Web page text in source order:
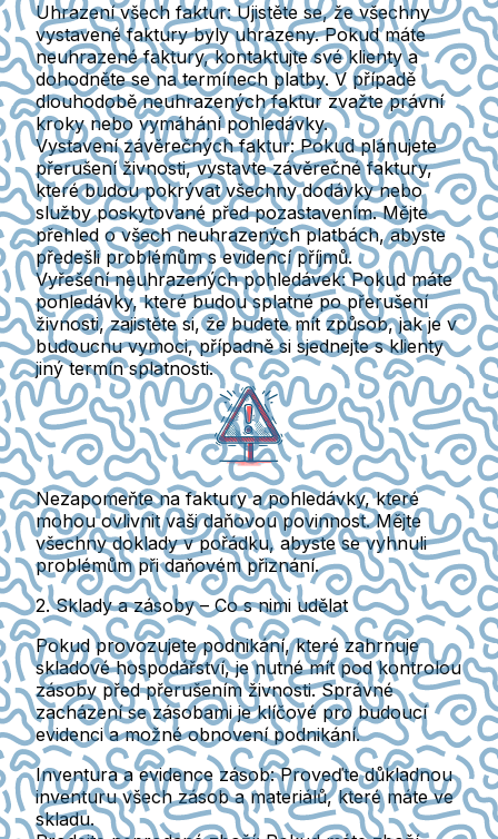
Uhrazení všech faktur: Ujistěte se, že všechny
vystavené faktury byly uhrazeny. Pokud máte
neuhrazené faktury, kontaktujte své klienty a
dohodněte se na termínech platby. V případě
dlouhodobě neuhrazených faktur zvažte právní
kroky nebo vymáhání pohledávky.
Vystavení závěrečných faktur: Pokud plánujete
přerušení živnosti, vystavte závěrečné faktury,
které budou pokrývat všechny dodávky nebo
služby poskytované před pozastavením. Mějte
přehled o všech neuhrazených platbách, abyste
předešli problémům s evidencí příjmů.
Vyřešení neuhrazených pohledávek: Pokud máte
pohledávky, které budou splatné po přerušení
živnosti, zajistěte si, že budete mít způsob, jak je v
budoucnu vymoci, případně si sjednejte s klienty
jiný termín splatnosti.
Nezapomeňte na faktury a pohledávky, které
mohou ovlivnit vaši daňovou povinnost. Mějte
všechny doklady v pořádku, abyste se vyhnuli
problémům při daňovém přiznání.
2. Sklady a zásoby – Co s nimi udělat
Pokud provozujete podnikání, které zahrnuje
skladové hospodářství, je nutné mít pod kontrolou
zásoby před přerušením živnosti. Správné
zacházení se zásobami je klíčové pro budoucí
evidenci a možné obnovení podnikání.
Inventura a evidence zásob: Proveďte důkladnou
inventuru všech zásob a materiálů, které máte ve
skladu.